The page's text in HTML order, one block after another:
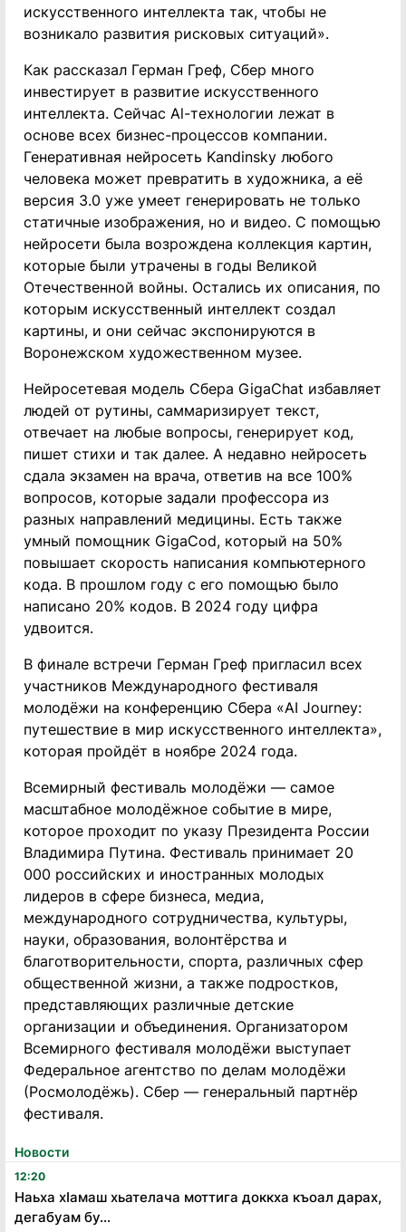
Новости
12:20
Наьха хӏамаш хьателача моттига доккха къоал дарах,
дегабуам бу...
искусственного интеллекта так, чтобы не
возникало развития рисковых ситуаций».
Как рассказал Герман Греф, Сбер много
инвестирует в развитие искусственного
интеллекта. Сейчас Al-технологии лежат в
основе всех бизнес-процессов компании.
Генеративная нейросеть Kandinsky любого
человека может превратить в художника, а её
версия 3.0 уже умеет генерировать не только
статичные изображения, но и видео. С помощью
нейросети была возрождена коллекция картин,
которые были утрачены в годы Великой
Отечественной войны. Остались их описания, по
которым искусственный интеллект создал
картины, и они сейчас экспонируются в
Воронежском художественном музее.
Нейросетевая модель Сбера GigaChat избавляет
людей от рутины, саммаризирует текст,
отвечает на любые вопросы, генерирует код,
пишет стихи и так далее. А недавно нейросеть
сдала экзамен на врача, ответив на все 100%
вопросов, которые задали профессора из
разных направлений медицины. Есть также
умный помощник GigaCod, который на 50%
повышает скорость написания компьютерного
кода. В прошлом году с его помощью было
написано 20% кодов. В 2024 году цифра
удвоится.
В финале встречи Герман Греф пригласил всех
участников Международного фестиваля
молодёжи на конференцию Сбера «AI Journey:
путешествие в мир искусственного интеллекта»,
которая пройдёт в ноябре 2024 года.
Всемирный фестиваль молодёжи — самое
масштабное молодёжное событие в мире,
которое проходит по указу Президента России
Владимира Путина. Фестиваль принимает 20
000 российских и иностранных молодых
лидеров в сфере бизнеса, медиа,
международного сотрудничества, культуры,
науки, образования, волонтёрства и
благотворительности, спорта, различных сфер
общественной жизни, а также подростков,
представляющих различные детские
организации и объединения. Организатором
Всемирного фестиваля молодёжи выступает
Федеральное агентство по делам молодёжи
(Росмолодёжь). Сбер — генеральный партнёр
фестиваля.